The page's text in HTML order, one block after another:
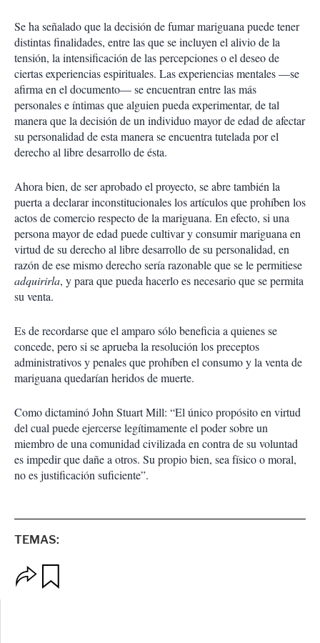
Se ha señalado que la decisión de fumar mariguana puede tener
distintas finalidades, entre las que se incluyen el alivio de la
tensión, la intensificación de las percepciones o el deseo de
ciertas experiencias espirituales. Las experiencias mentales —se
afirma en el documento— se encuentran entre las más
personales e íntimas que alguien pueda experimentar, de tal
manera que la decisión de un individuo mayor de edad de afectar
su personalidad de esta manera se encuentra tutelada por el
derecho al libre desarrollo de ésta.
Ahora bien, de ser aprobado el proyecto, se abre también la
puerta a declarar inconstitucionales los artículos que prohíben los
actos de comercio respecto de la mariguana. En efecto, si una
persona mayor de edad puede cultivar y consumir mariguana en
virtud de su derecho al libre desarrollo de su personalidad, en
razón de ese mismo derecho sería razonable que se le permitiese
adquirirla, y para que pueda hacerlo es necesario que se permita
su venta.
Es de recordarse que el amparo sólo beneficia a quienes se
concede, pero si se aprueba la resolución los preceptos
administrativos y penales que prohíben el consumo y la venta de
mariguana quedarían heridos de muerte.
Como dictaminó John Stuart Mill: “El único propósito en virtud
del cual puede ejercerse legítimamente el poder sobre un
miembro de una comunidad civilizada en contra de su voluntad
es impedir que dañe a otros. Su propio bien, sea físico o moral,
no es justificación suficiente”.
TEMAS:
p